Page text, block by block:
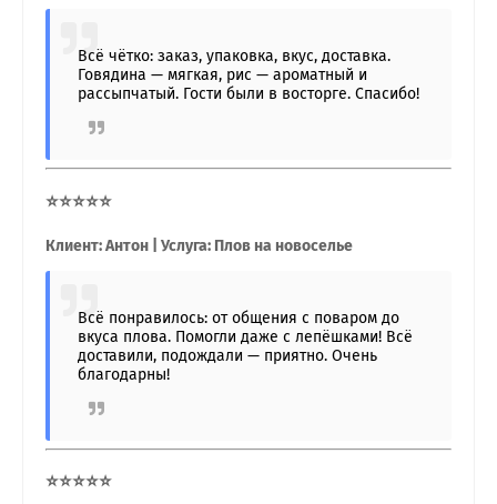
Всё чётко: заказ, упаковка, вкус, доставка.
Говядина — мягкая, рис — ароматный и
рассыпчатый. Гости были в восторге. Спасибо!
⭐⭐⭐⭐⭐
Клиент: Антон | Услуга: Плов на новоселье
Всё понравилось: от общения с поваром до
вкуса плова. Помогли даже с лепёшками! Всё
доставили, подождали — приятно. Очень
благодарны!
⭐⭐⭐⭐⭐